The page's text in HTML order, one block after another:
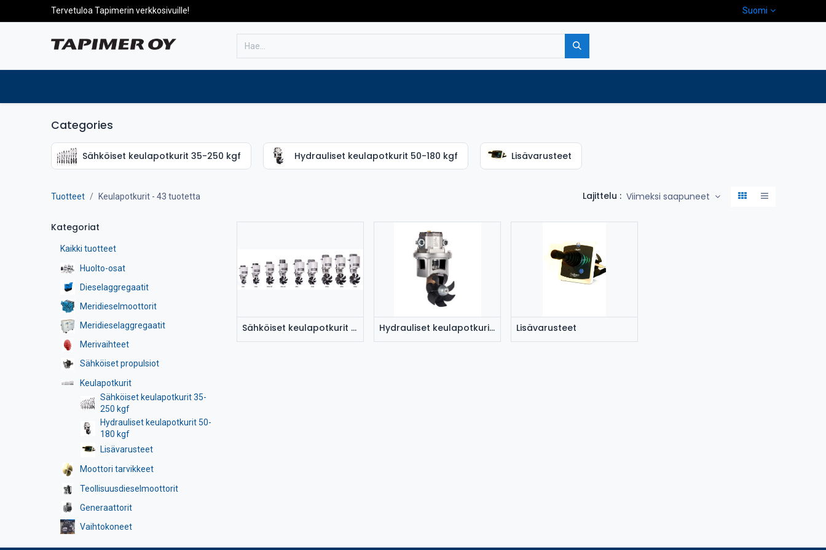
Tervetuloa Tapimerin verkkosivuille! Suomi
Categories
Sähköiset keulapotkurit 35-250 kgf Hydrauliset keulapotkurit 50-180 kgf Lisävarusteet
Tuotteet Keulapotkurit- 43 tuotetta Lajittelu : Viimeksi saapuneet
Kategoriat
Kaikki tuotteet
Huolto-osat
Dieselaggregaatit
Meridieselmoottorit
Meridieselaggregaatit
Merivaihteet
Sähköiset propulsiot
Keulapotkurit
Sähköiset keulapotkurit 35-
250 kgf
Hydrauliset keulapotkurit 50-
180 kgf
Lisävarusteet
Moottori tarvikkeet
Teollisuusdieselmoottorit
Generaattorit
Vaihtokoneet
Sähköiset keulapotkurit 35-250 kgf Hydrauliset keulapotkurit 50-180 kgf Lisävarusteet